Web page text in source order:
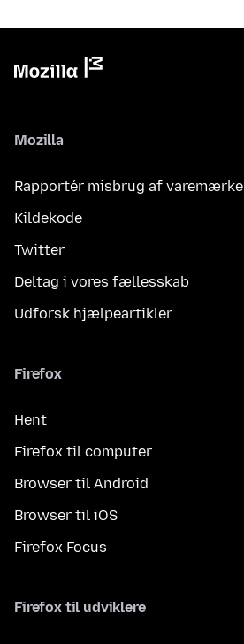
Mozilla
Rapportér misbrug af varemærke
Kildekode
Twitter
Deltag i vores fællesskab
Udforsk hjælpeartikler
Firefox
Hent
Firefox til computer
Browser til Android
Browser til iOS
Firefox Focus
Firefox til udviklere